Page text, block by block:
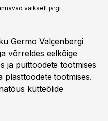
vaikselt järgi
Germo Valgenbergi
võrreldes eelkõige
ja puittoodete tootmises
plasttoodete tootmises.
kütteõlide